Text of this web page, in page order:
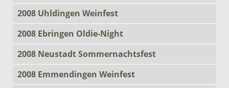
2008 Uhldingen Weinfest
2008 Ebringen Oldie-Night
2008 Neustadt Sommernachtsfest
2008 Emmendingen Weinfest